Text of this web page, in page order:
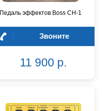
Педаль эффектов Boss CH-1
Звоните
11 900 р.